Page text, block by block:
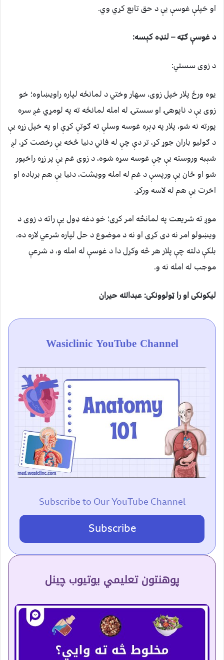
او خپلې غوسې یې د حق تابع کړي وي.
د غوسې ګټه – لنډه کېسه:
د زوی سستي:
یوه ورځ پلار خپل زوی، سهار وختي د لمانځه لپاره راویښاوه؛ خو
زوی یې د ناپوهۍ او سستۍ له امله لمانځه ته په لومړي غږ سره
پورته نه شو، پلار په ډېره غوسه وسلې ته ګوتې کړې او په خپل زړه یې
د ګولیو باران جوړ کړ، تر دې چې له فاني دنیا څخه یې رخصت کړ، لږ
شېبه وروسته یې چې غوسه سړه شوه، د زوی غم یې پر زړه راخپور
شو او ځان یې ورپسې د غم له امله وویشت، دنیا یې هم برباده او
اخرت یې هم له لاسه ورکړ.
موږ ته شریعت په لمانځه امر کړی؛ خو دغه ډول یې راته د زوی د
ويښولو امر نه دی کړی او نه د موضوع د حل لپاره شرعي لاره ده،
بلکې دلته چې پلار هر څه وکړل دا د غوسې له امله و، د شرعې
موجب له امله نه و.
لیکونکی او را ټولوونکی: عبدالله حيران
Wasiclinic YouTube Channel
Subscribe to Our YouTube Channel
Subscribe
پوهنتون تعلیمي یوتیوب چینل